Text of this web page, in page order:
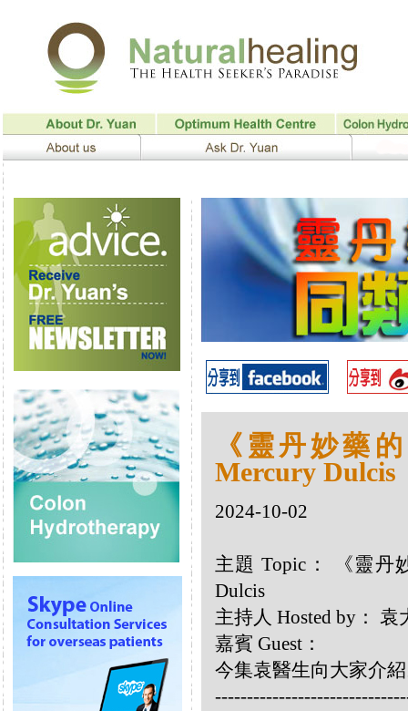
《靈丹妙藥
Mercury Dulcis
2024-10-02
主題 Topic： 《靈丹
Dulcis
主持人 Hosted by：
嘉賓 Guest：
今集袁醫生向大家介